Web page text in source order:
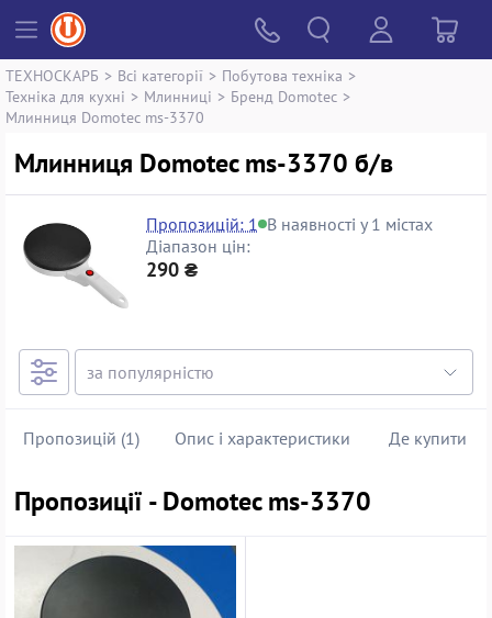
ТЕХНОСКАРБ > Всі категорії > Побутова техніка >
Техніка для кухні > Млинниці > Бренд Domotec >
Млинниця Domotec ms-3370
Млинниця Domotec ms-3370 б/в
Пропозицій: 1 В наявності у 1 містах
Діапазон цін:
290 ₴
Пропозицій (1) Опис і характеристики Де купити
Пропозиції - Domotec ms-3370